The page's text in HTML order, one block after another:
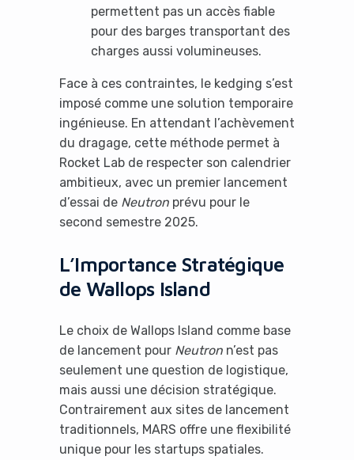
permettent pas un accès fiable
pour des barges transportant des
charges aussi volumineuses.
Face à ces contraintes, le kedging s’est
imposé comme une solution temporaire
ingénieuse. En attendant l’achèvement
du dragage, cette méthode permet à
Rocket Lab de respecter son calendrier
ambitieux, avec un premier lancement
d’essai de Neutronprévu pour le
second semestre 2025.
L’Importance Stratégique
de Wallops Island
Le choix de Wallops Island comme base
de lancement pour Neutronn’est pas
seulement une question de logistique,
mais aussi une décision stratégique.
Contrairement aux sites de lancement
traditionnels, MARS offre une flexibilité
unique pour les startups spatiales.